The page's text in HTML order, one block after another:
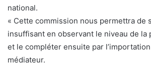
national.
« Cette commission nous permettra de
insuffisant en observant le niveau de la
et le compléter ensuite par
médiateur.